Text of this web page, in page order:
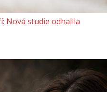
Nová studie odhalila